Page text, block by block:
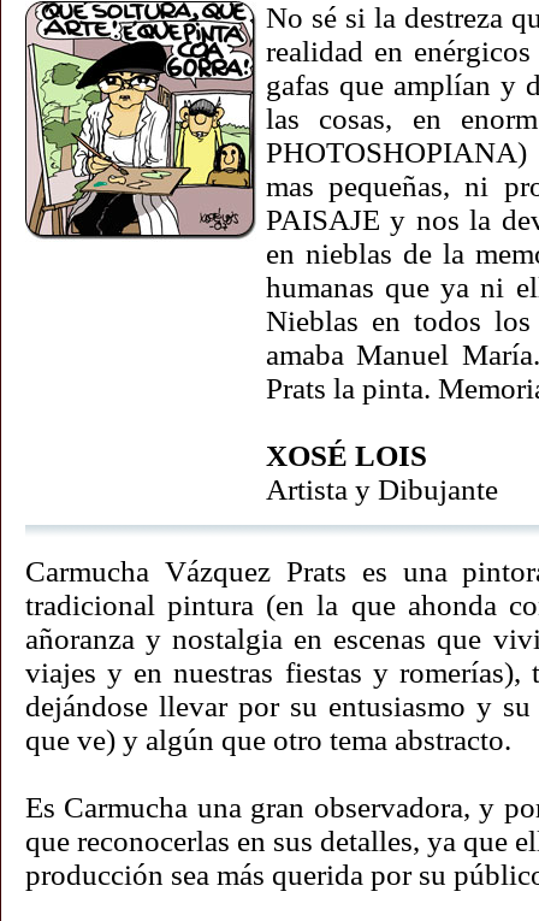
No sé si la destreza
realidad en
gafas que amplían y
las cosas, en
PHOTOSHOPIANA)
mas pequeñas, ni
PAISAJE y nos la
en nieblas de la
humanas que ya ni
Nieblas en todos
amaba Manuel
Prats la pinta.
XOSÉ LOIS
Artista y Dibujante
Carmucha Vázquez Prats es una
tradicional pintura (en la que ahonda
añoranza y nostalgia en escenas que
viajes y en nuestras fiestas y romerías),
dejándose llevar por su entusiasmo y
que ve) y algún que otro tema abstracto.
Es Carmucha una gran observadora, y
que reconocerlas en sus detalles, ya que
producción sea más querida por su